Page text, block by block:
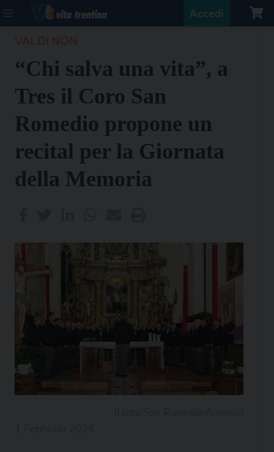
Accedi
“Chi salva una vita”, a
Tres il Coro San
Romedio propone un
recital per la Giornata
della Memoria